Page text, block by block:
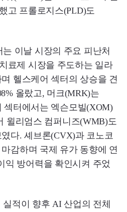
고 프롤로지스(PLD)도
이날 시장의 주요 피난처
료제 시장을 주도하는 일라
헬스케어 섹터의 상승을 견
올랐고, 머크(MRK)는
섹터에서는 엑슨모빌(XOM)
윌리엄스 컴퍼니즈(WMB)도
다. 셰브론(CVX)과 코노코
감하며 국제 유가 동향에 연
익 방어력을 확인시켜 주었
적이 향후 AI 산업의 전체